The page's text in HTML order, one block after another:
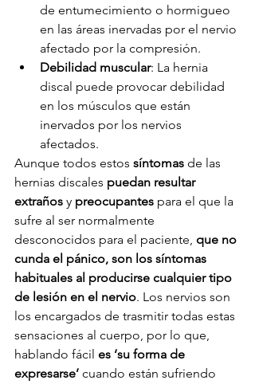
de entumecimiento o hormigueo
en las áreas inervadas por el nervio
afectado por la compresión.
Debilidad muscular: La hernia
discal puede provocar debilidad
en los músculos que están
inervados por los nervios
afectados.
Aunque todos estos síntomas de las
hernias discales puedan resultar
extraños y preocupantes para el que la
sufre al ser normalmente
desconocidos para el paciente, que no
cunda el pánico, son los síntomas
habituales al producirse cualquier tipo
de lesión en el nervio. Los nervios son
los encargados de trasmitir todas estas
sensaciones al cuerpo, por lo que,
hablando fácil es ‘su forma de
expresarse’ cuando están sufriendo